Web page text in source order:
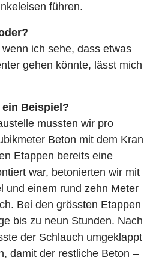
führen.
ich sehe, dass etwas
gehen könnte, lässt mich
Beispiel?
mussten wir pro
Beton mit dem Kran
Etappen bereits eine
war, betonierten wir mit
und einem rund zehn Meter
Bei den grössten Etappen
bis zu neun Stunden. Nach
der Schlauch umgeklappt
damit der restliche Beton –